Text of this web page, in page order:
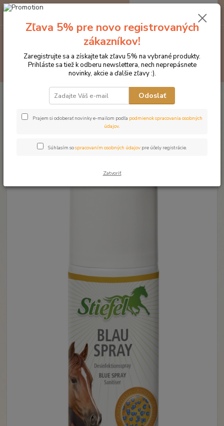
Hľadať
za0 €
Kozmetika pre kone Starostlivosť o kožu a srsť
Modrý sprej
Zľava 5% pre novo registrovaných
zákazníkov!
Zaregistrujte sa a získajte tak zľavu 5% na vybrané produkty.
Prihláste sa tiež k odberu newslettera, nech neprepásnete
novinky, akcie a ďalšie zľavy :).
Odoslať
Prajem si odoberať novinky e-mailom podľa podmienok spracovania osobných
údajov.
Súhlasím sospracovaním osobných údajov pre účely registrácie.
Zatvoriť